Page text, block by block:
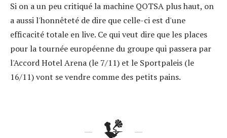
Si on a un peu critiqué la machine QOTSA plus haut, on
a aussi l'honnêteté de dire que celle-ci est d'une
efficacité totale en live. Ce qui veut dire que les places
pour la tournée européenne du groupe qui passera par
l'Accord Hotel Arena (le 7/11) et le Sportpaleis (le
16/11) vont se vendre comme des petits pains.